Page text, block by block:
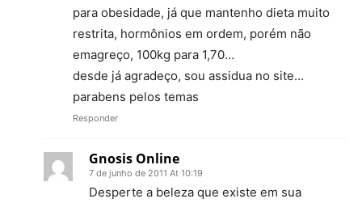
para obesidade, já que mantenho dieta muito
restrita, hormônios em ordem, porém não
emagreço, 100kg para 1,70…
desde já agradeço, sou assidua no site…
parabens pelos temas
Responder
Gnosis Online
7 de junho de 2011 At 10:19
Desperte a beleza que existe em sua